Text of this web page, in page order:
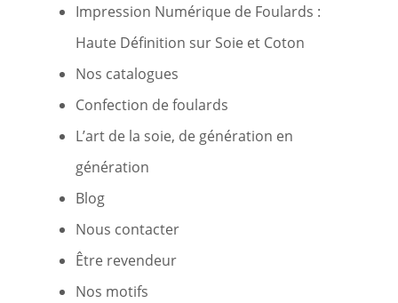
Impression Numérique de Foulards :
Haute Définition sur Soie et Coton
Nos catalogues
Confection de foulards
L’art de la soie, de génération en
génération
Blog
Nous contacter
Être revendeur
Nos motifs